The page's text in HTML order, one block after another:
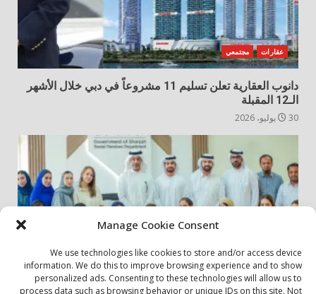
Manage Cookie Consent
We use technologies like cookies to store and/or access device
information. We do this to improve browsing experience and to show
personalized ads. Consenting to these technologies will allow us to
process data such as browsing behavior or unique IDs on this site. Not
عقارات مجتمعي
دانوب العقارية تعلن تسليم 11 مشروعاً في دبي خلال الأشهر
الـ12 المقبلة
30 يوليو، 2026
أخبار المجتمع مجتمعي